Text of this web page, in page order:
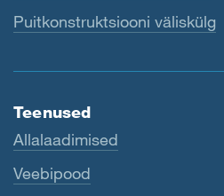
Puitkonstruktsiooni väliskülg
Teenused
Allalaadimised
Veebipood